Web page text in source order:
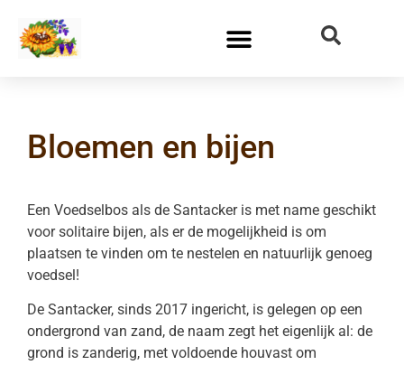
Bloemen en bijen
Een Voedselbos als de Santacker is met name geschikt
voor solitaire bijen, als er de mogelijkheid is om
plaatsen te vinden om te nestelen en natuurlijk genoeg
voedsel!
De Santacker, sinds 2017 ingericht, is gelegen op een
ondergrond van zand, de naam zegt het eigenlijk al: de
grond is zanderig, met voldoende houvast om